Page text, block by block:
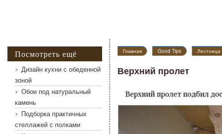
Главная Good Tips Лестница
Верхний пролет
Верхний пролет
Посмотреть ещё
Дизайн кухни с обеденной
зоной
Обои под натуральный
камень
Подборка практичных
стеллажей с полками